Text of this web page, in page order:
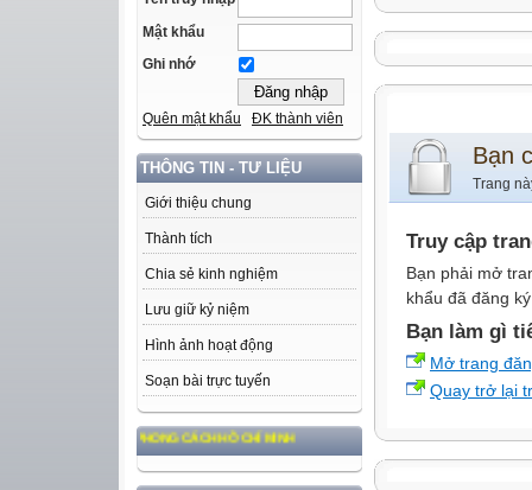
Mật khẩu
Ghi nhớ
Quên mật khẩu ĐK thành viên
THÔNG TIN - TƯ LIỆU
Giới thiệu chung
Thành tích
Chia sẻ kinh nghiệm
Lưu giữ kỷ niệm
Hình ảnh hoạt động
Soạn bài trực tuyến
ĐẠO ĐỨC, PHONG CÁCH HỒ CHÍ MINH
Bạn
Trang
Truy cập
Bạn phải mở
khẩu đã đăng
Bạn làm gì
Mở trang
Quay trở lại